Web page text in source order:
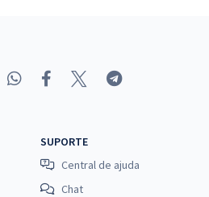
SUPORTE
Central de ajuda
Chat